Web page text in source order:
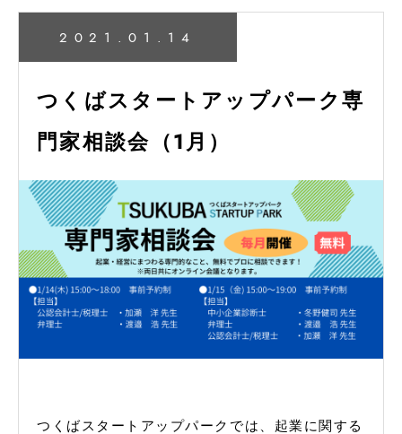
2021.01.14
つくばスタートアップパーク専
門家相談会（1月）
つくばスタートアップパークでは、起業に関する